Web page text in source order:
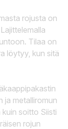
rojusta on
Tilaa on
löytyy, kun sitä
ja metalliromun
soitto Siisti
rojun